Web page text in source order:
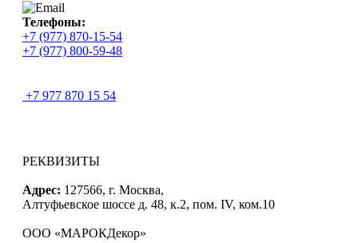
Телефоны:
+7 (977) 870-15-54
+7 (977) 800-59-48
+7 977 870 15 54
РЕКВИЗИТЫ
Адрес: 127566, г. Москва,
Алтуфьевское шоссе д. 48, к.2, пом. IV, ком.10
ООО «МАРОКДекор»